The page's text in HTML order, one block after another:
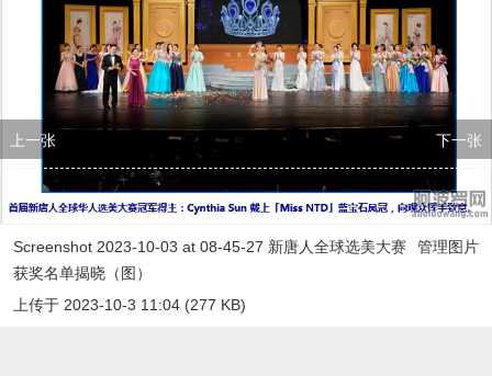
上一张 下一张
管理图片
Screenshot 2023-10-03 at 08-45-27 新唐人全球选美大赛
获奖名单揭晓（图）
上传于 2023-10-3 11:04 (277 KB)